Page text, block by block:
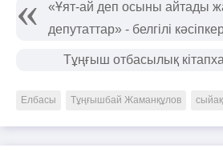
«Ұят-ай деп осыны айтады
депутаттар» - белгілі
Тұңғыш отбасылық
Елбасы Тұңғышбай Жаманқұлов